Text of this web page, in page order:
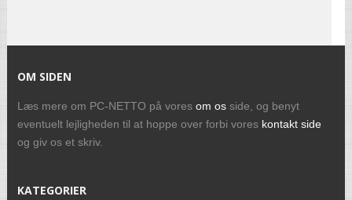
OM SIDEN
Læs mere om PC-NETTO på vores om osside, og benyt
eventuelt lejligheden til at hoppe over forbi vores kontakt side
og giv os et skriv.
KATEGORIER